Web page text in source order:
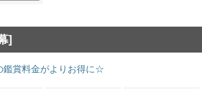
]
賞料金がよりお得に☆